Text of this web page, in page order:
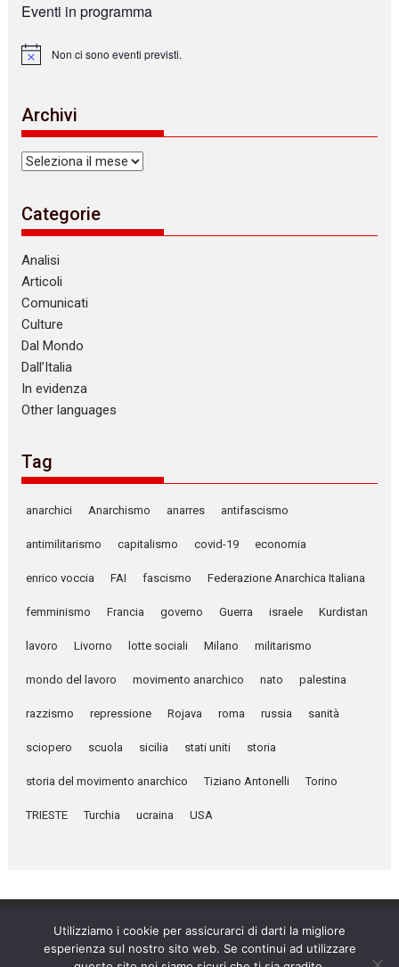
Eventi in programma
N
c
e
Non ci sono eventi previsti.
Archivi
Archivi
Categorie
Analisi
Articoli
Comunicati
Culture
Dal Mondo
Dall’Italia
In evidenza
Other languages
Tag
anarchici Anarchismo anarres antifascismo
antimilitarismo capitalismo covid-19 economia
enrico voccia FAI fascismo Federazione Anarchica Italiana
femminismo Francia governo Guerra israele Kurdistan
lavoro Livorno lotte sociali Milano militarismo
mondo del lavoro movimento anarchico nato palestina
razzismo repressione Rojava roma russia sanità
sciopero scuola sicilia stati uniti storia
storia del movimento anarchico Tiziano Antonelli Torino
TRIESTE Turchia ucraina USA
Umanità Nova © 2026
Utilizziamo i cookie per assicurarci di darti la migliore
esperienza sul nostro sito web. Se continui ad utilizzare